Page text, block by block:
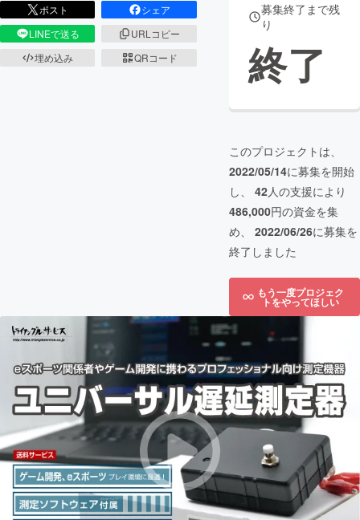
ポスト
シェア
LINEで送る
URLコピー
埋め込み
QRコード
募集終了まで残
り
終了
このプロジェクトは、
2022/05/14に募集を開始
し、 42人の支援により
486,000円の資金を集
め、 2022/06/26に募集を
終了しました
もう一度プロジェク
トをやってほしい